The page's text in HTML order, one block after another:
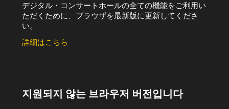
デジタル・コンサートホールの全ての機能をご利用い
ただくために、ブラウザを最新版に更新してくださ
い。
詳細はこちら
지원되지 않는 브라우저 버전입니다